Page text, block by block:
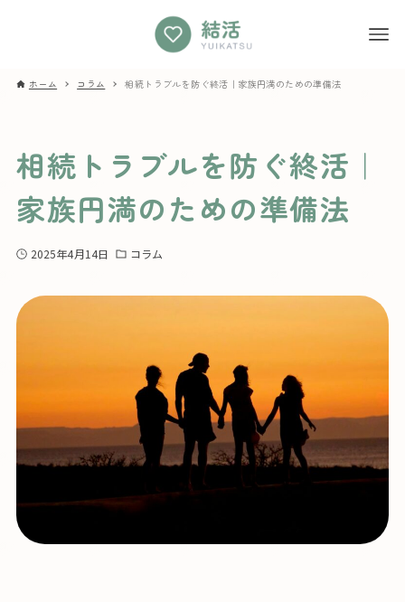
ホーム コラム 相続トラブルを防ぐ終活｜家族円満のための準備法
相続トラブルを防ぐ終活｜
家族円満のための準備法
2025年4月14日 コラム